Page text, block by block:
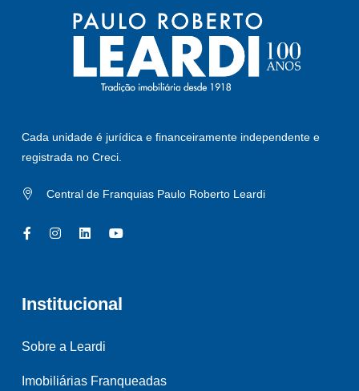
Cada unidade é jurídica e financeiramente independente e
registrada no Creci.
Central de Franquias Paulo Roberto Leardi
Institucional
Sobre a Leardi
Imobiliárias Franqueadas